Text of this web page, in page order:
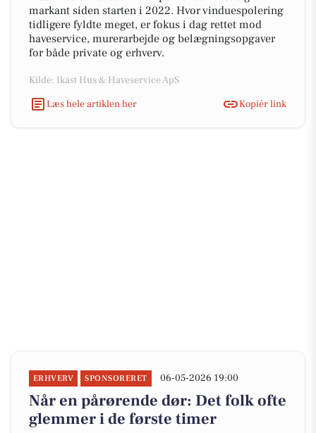
markant siden starten i 2022. Hvor vinduespolering
tidligere fyldte meget, er fokus i dag rettet mod
haveservice, murerarbejde og belægningsopgaver
for både private og erhverv.
Kilde: Ikast Hus & Haveservice ApS
Læs hele artiklen her
Kopiér link
ERHVERV SPONSORERET 06-05-2026 19:00
Når en pårørende dør: Det folk ofte
glemmer i de første timer